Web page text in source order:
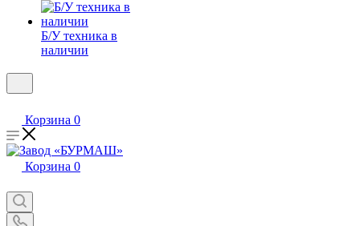
Б/У техника в
наличии
Корзина 0
Корзина 0